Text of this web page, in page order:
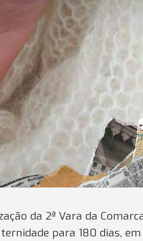
da 2ª Vara da
para 180 dias,